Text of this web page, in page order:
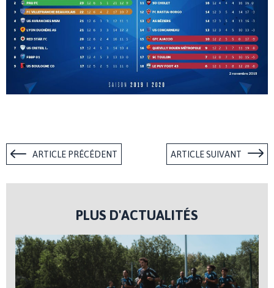
ARTICLE PRÉCÉDENT ARTICLE SUIVANT
PLUS D'ACTUALITÉS